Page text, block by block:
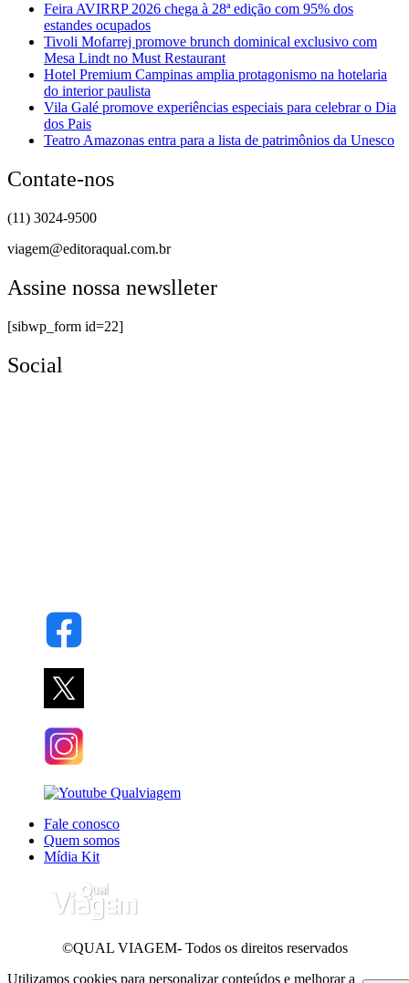
Feira AVIRRP 2026 chega à 28ª edição com 95% dos
estandes ocupados
Tivoli Mofarrej promove brunch dominical exclusivo com
Mesa Lindt no Must Restaurant
Hotel Premium Campinas amplia protagonismo na hotelaria
do interior paulista
Vila Galé promove experiências especiais para celebrar o Dia
dos Pais
Teatro Amazonas entra para a lista de patrimônios da Unesco
Contate-nos
(11) 3024-9500
viagem@editoraqual.com.br
Assine nossa newslleter
[sibwp_form id=22]
Social
Fale conosco
Quem somos
Mídia Kit
©QUAL VIAGEM- Todos os direitos reservados
Utilizamos cookies para personalizar conteúdos e melhorar a